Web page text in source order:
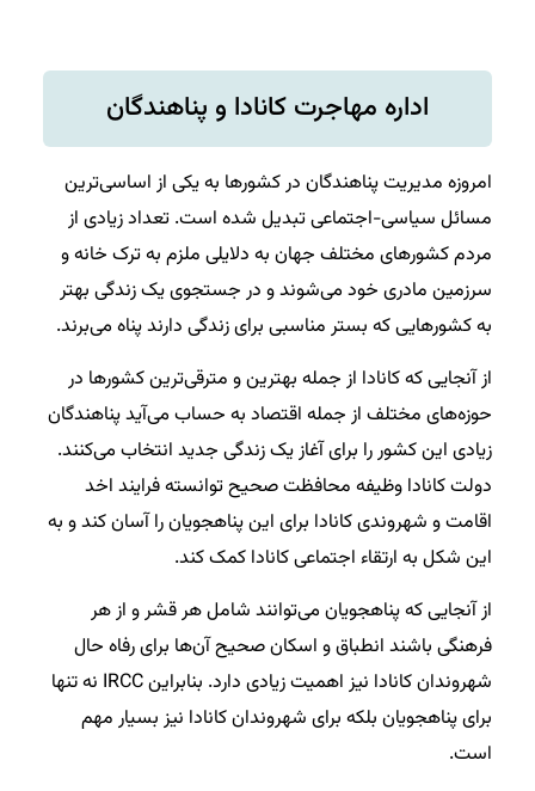
اداره مهاجرت کانادا و پناهندگان
امروزه مدیریت پناهندگان در کشورها به یکی از اساسی‌ترین
مسائل سیاسی-اجتماعی تبدیل شده است. تعداد زیادی از
مردم کشورهای مختلف جهان به دلایلی ملزم به ترک خانه و
سرزمین مادری خود می‌شوند و در جستجوی یک زندگی بهتر
به کشورهایی که بستر مناسبی برای زندگی دارند پناه می‌برند.
از آنجایی که کانادا از جمله بهترین و مترقی‌ترین کشورها در
حوزه‌های مختلف از جمله اقتصاد به حساب می‌آید پناهندگان
زیادی این کشور را برای آغاز یک زندگی جدید انتخاب می‌کنند.
دولت کانادا وظیفه محافظت صحیح توانسته فرایند اخد
اقامت و شهروندی کانادا برای این پناهجویان را آسان کند و به
این شکل به ارتقاء اجتماعی کانادا کمک کند.
از آنجایی که پناهجویان می‌توانند شامل هر قشر و از هر
فرهنگی باشند انطباق و اسکان صحیح آن‌ها برای رفاه حال
شهروندان کانادا نیز اهمیت زیادی دارد. بنابراین IRCC نه تنها
برای پناهجویان بلکه برای شهروندان کانادا نیز بسیار مهم
است.